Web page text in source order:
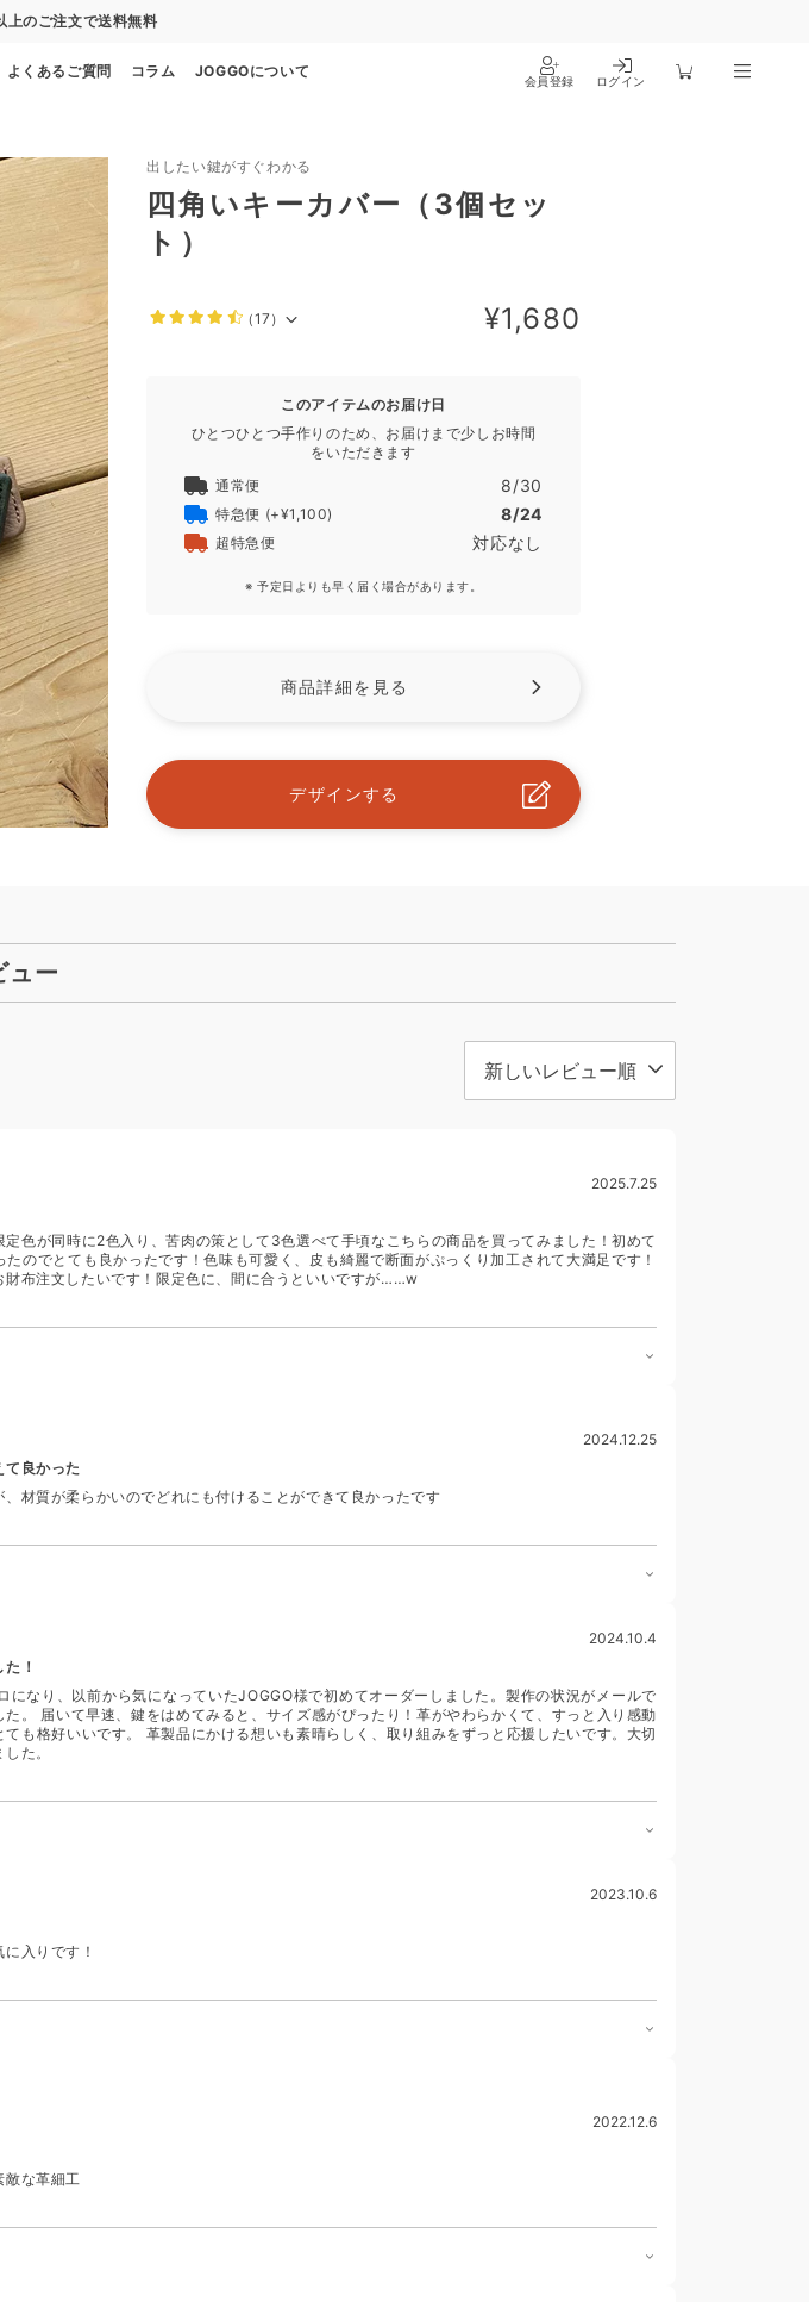
のご注文で送料無料
よくあるご質問 コラム JOGGOについて
会員登録 ログイン
出したい鍵がすぐわかる
四角いキーカバー（3個セッ
ト）
（17） ¥1,680
このアイテムのお届け日
ひとつひとつ手作りのため、お届けまで少しお時間
をいただきます
通常便
8/30
特急便 (+¥1,100) 8/24
超特急便 対応なし
※ 予定日よりも早く届く場合があります。
商品詳細を見る
デザインする
ュー
2025.7.25
色が同時に2色入り、苦肉の策として3色選べて手頃なこちらの商品を買ってみました！初めて
のでとても良かったです！色味も可愛く、皮も綺麗で断面がぷっくり加工されて大満足です！
財布注文したいです！限定色に、間に合うといいですが……w
2024.12.25
良かった
材質が柔らかいのでどれにも付けることができて良かったです
2024.10.4
！
になり、以前から気になっていたJOGGO様で初めてオーダーしました。製作の状況がメールで
。 届いて早速、鍵をはめてみると、サイズ感がぴったり！革がやわらかくて、すっと入り感動
も格好いいです。 革製品にかける想いも素晴らしく、取り組みをずっと応援したいです。大切
た。
2023.10.6
入りです！
2022.12.6
敵な革細工